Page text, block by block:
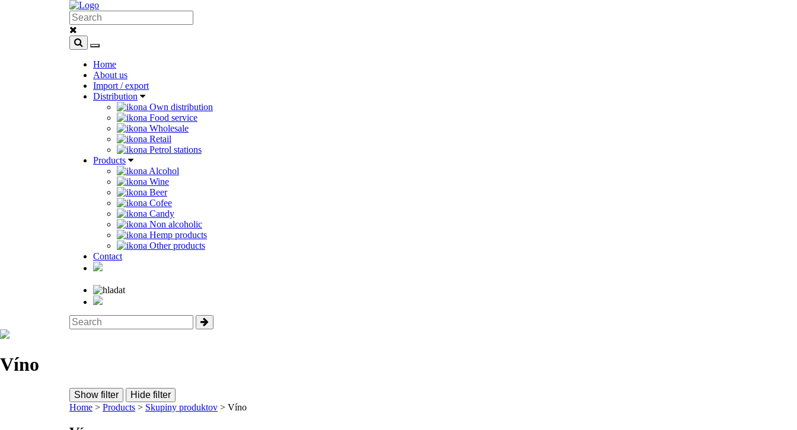
Home
About us
Import / export
Distribution
Own distribution
Food service
Wholesale
Retail
Petrol stations
Products
Alcohol
Wine
Beer
Cofee
Candy
Non alcoholic
Hemp products
Other products
Contact
Víno
Show filter
Hide filter
Home > Products > Skupiny produktov > Víno